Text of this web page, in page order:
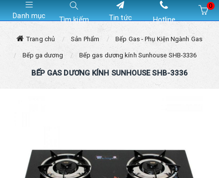
Danh mục Tìm kiếm Tin tức Hotline
0
Trang chủ Sản Phẩm Bếp Gas - Phụ Kiện Ngành Gas
Bếp ga dương Bếp gas dương kính Sunhouse SHB-3336
BẾP GAS DƯƠNG KÍNH SUNHOUSE SHB-3336